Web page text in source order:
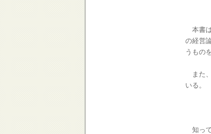
本書
の経営
うもの
また
いる。
知っ